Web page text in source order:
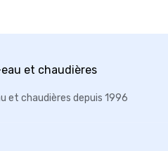
et chaudières depuis 1996